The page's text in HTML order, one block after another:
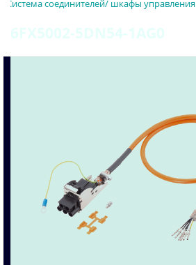
Система соединителей/ шкафы управления
6FX5002-5DN54-1AG0